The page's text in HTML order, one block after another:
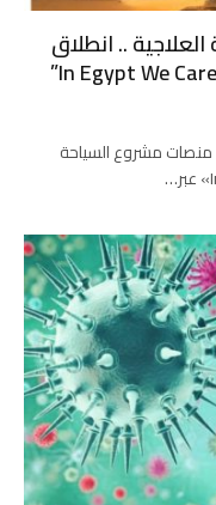
.. انطلاق
منصات مشروع السياحة